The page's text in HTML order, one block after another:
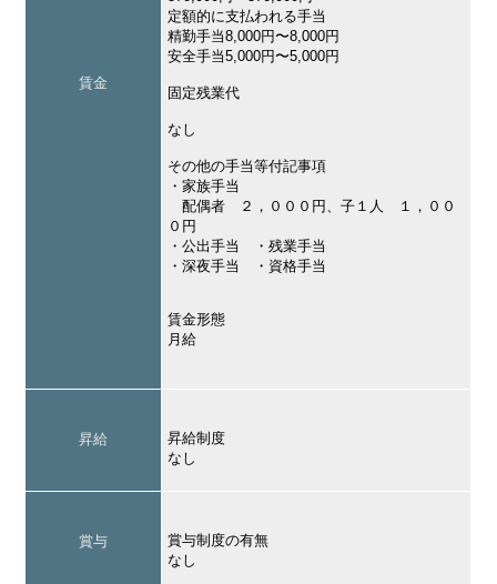
賃金
定額的に支払われる手当
精勤手当8,000円〜8,000円
安全手当5,000円〜5,000円
固定残業代
なし
その他の手当等付記事項
・家族手当
配偶者 ２，０００円、子１人 １，００
０円
・公出手当 ・残業手当
・深夜手当 ・資格手当
賃金形態
月給
昇給
昇給制度
なし
賞与
賞与制度の有無
なし